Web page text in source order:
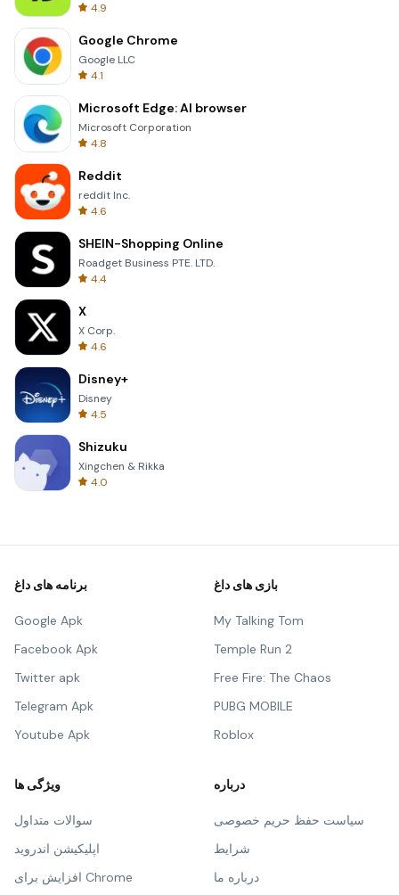
4.9
Google Chrome
Google LLC
4.1
Microsoft Edge: AI browser
Microsoft Corporation
4.8
Reddit
reddit Inc.
4.6
SHEIN-Shopping Online
Roadget Business PTE. LTD.
4.4
X
X Corp.
4.6
Disney+
Disney
4.5
Shizuku
Xingchen & Rikka
4.0
برنامه های داغ
Google Apk
Facebook Apk
Twitter apk
Telegram Apk
Youtube Apk
بازی های داغ
My Talking Tom
Temple Run 2
Free Fire: The Chaos
PUBG MOBILE
Roblox
ویژگی ها
سوالات متداول
اپلیکیشن اندروید
افزایش برای Chrome
درباره
سیاست حفظ حریم خصوصی
شرایط
درباره ما